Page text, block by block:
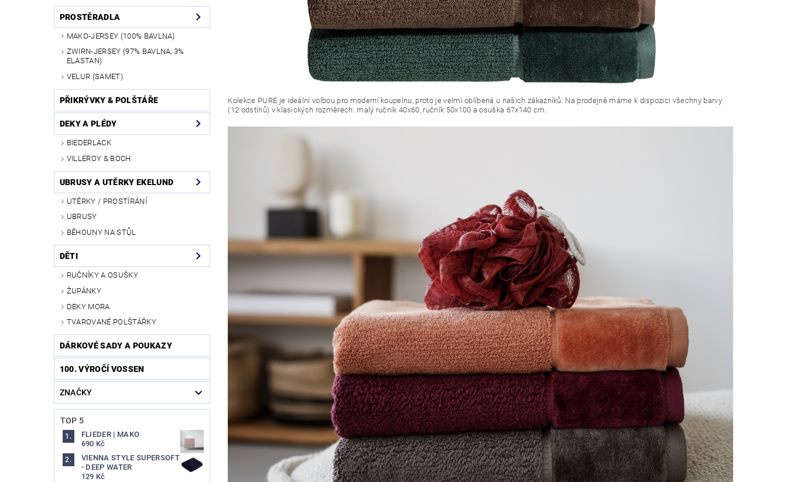
PROSTĚRADLA
MAKO-JERSEY (100% BAVLNA)
ZWIRN-JERSEY (97% BAVLNA, 3%
ELASTAN)
VELUR (SAMET)
PŘIKRÝVKY & POLŠTÁŘE
DEKY A PLÉDY
BIEDERLACK
VILLEROY & BOCH
UBRUSY A UTĚRKY EKELUND
UTĚRKY / PROSTÍRÁNÍ
UBRUSY
BĚHOUNY NA STŮL
DĚTI
RUČNÍKY A OSUŠKY
ŽUPÁNKY
DEKY MORA
TVAROVANÉ POLŠTÁŘKY
DÁRKOVÉ SADY A POUKAZY
100. VÝROČÍ VOSSEN
ZNAČKY
TOP 5
FLIEDER | MAKO
690 Kč
VIENNA STYLE SUPERSOFT
- DEEP WATER
129 Kč
Kolekce PURE je ideální volbou pro moderní koupelnu, proto je velmi oblíbená u našich zákazníků. Na prodejně máme k dispozici všechny barvy
(12 odstínů) v klasických rozměrech: malý ručník 40x60, ručník 50x100 a osuška 67x140 cm.